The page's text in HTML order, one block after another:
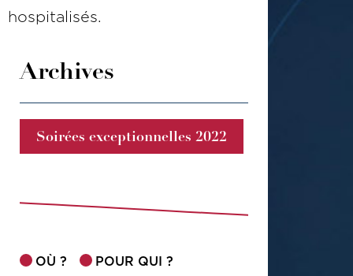
hospitalisés.
Archives
Soirées exceptionnelles 2022
OÙ ?
POUR QUI ?